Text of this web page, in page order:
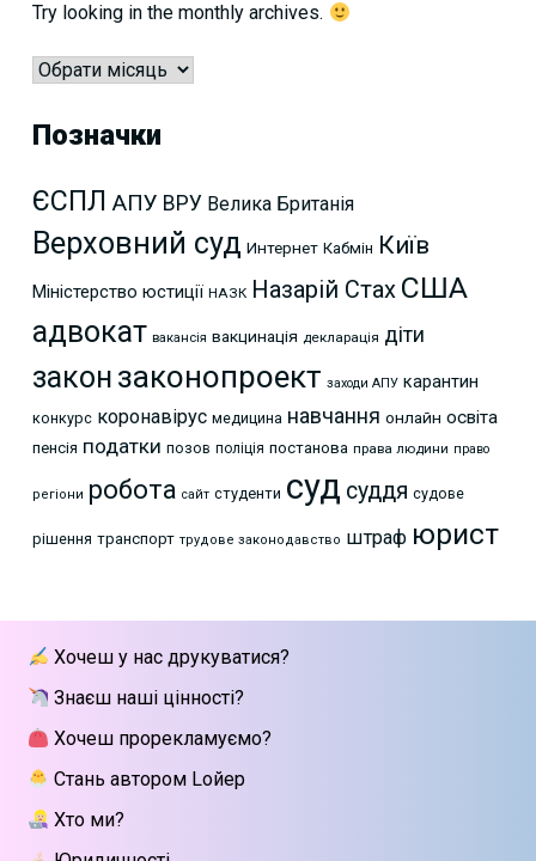
Try looking in the monthly archives.
Архіви
Позначки
ЄСПЛ АПУ ВРУ Велика Британія
Верховний суд Интернет Кабмін Київ
Міністерство юстиції НАЗК Назарій Стах США
адвокат вакансія вакцинація декларація діти
закон законопроект заходи АПУ карантин
конкурс коронавірус медицина навчання онлайн освіта
пенсія податки позов поліція постанова права людини право
регіони робота сайт студенти суд суддя судове
рішення транспорт трудове законодавство штраф юрист
Хочеш у нас друкуватися?
Знаєш наші цінності?
Хочеш прорекламуємо?
Стань автором Lойер
Хто ми?